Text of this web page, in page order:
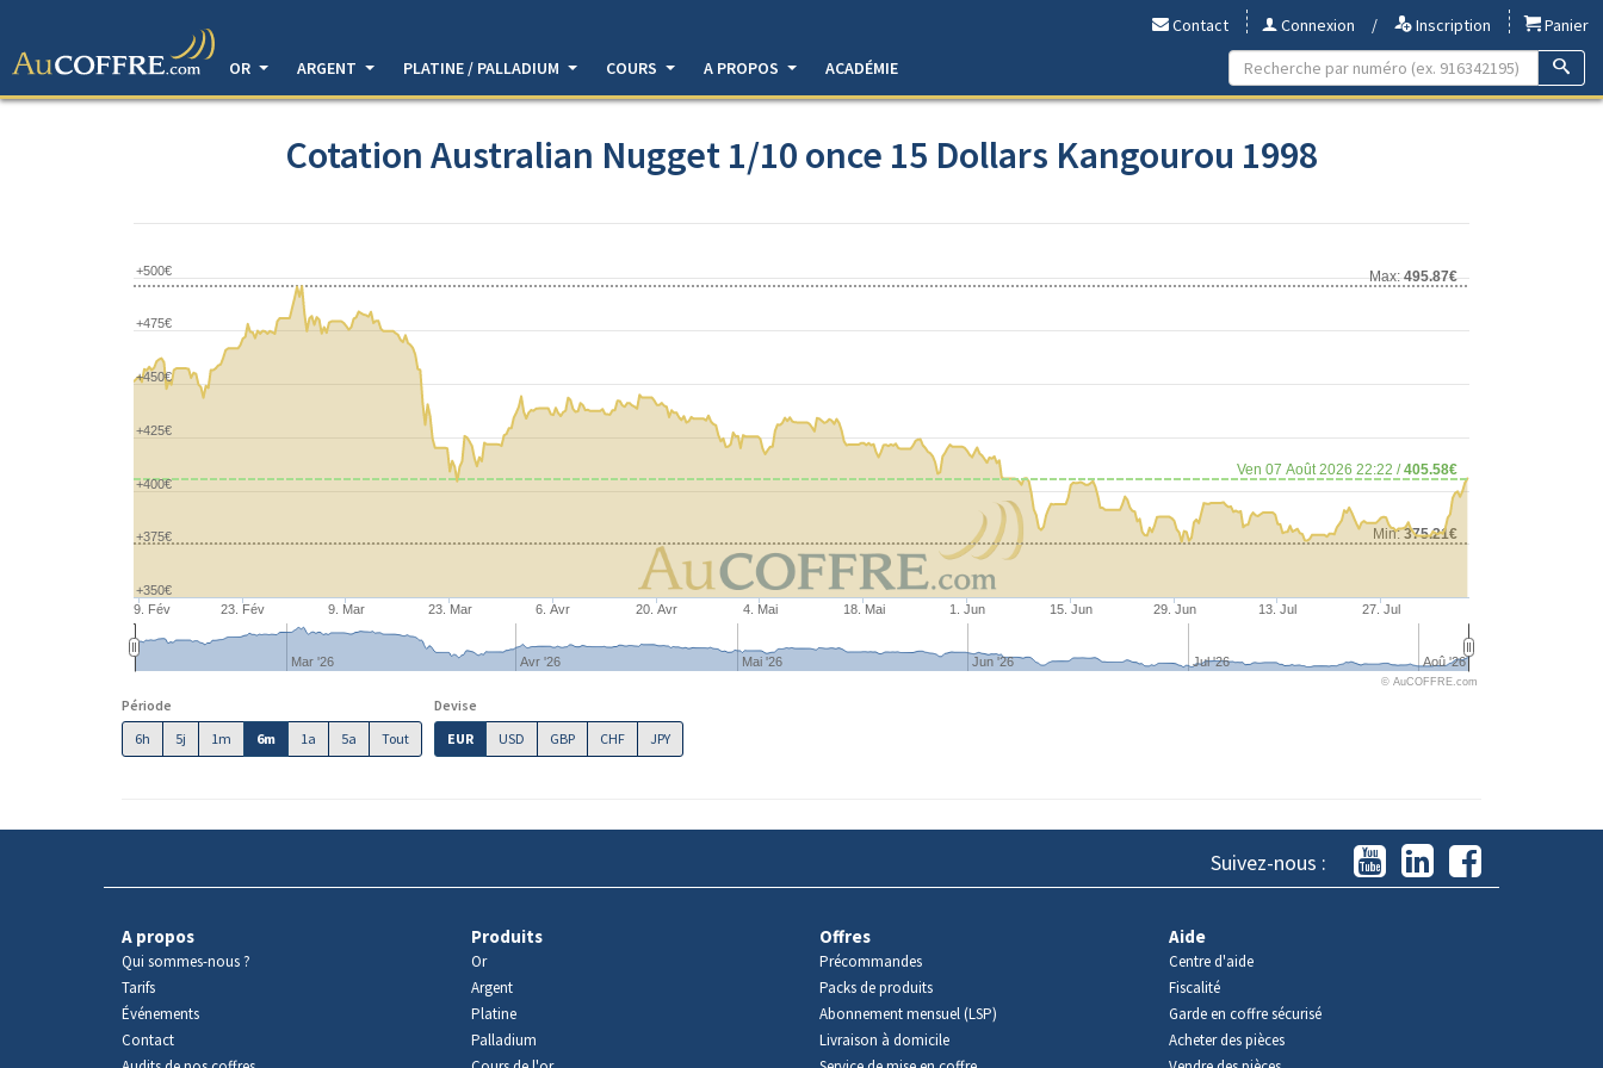
Contact Connexion / Inscription
Panier
OR
ARGENT PLATINE / PALLADIUM COURS A PROPOS ACADÉMIE
Cotation Australian Nugget 1/10 once 15 Dollars Kangourou 1998
Min:375.21€
Max:495.87€
Ven 07 Août 2026 22:22 /405.58€
9. Fév 23. Fév 9. Mar 23. Mar 6. Avr 20. Avr 4. Mai 18. Mai 1. Jun 15. Jun 29. Jun 13. Jul 27. Jul
Mar '26 Avr '26 Mai '26 Jun '26 Jul '26 Aoû '26
+350€
+375€
+400€
+425€
+450€
+475€
+500€
© AuCOFFRE.com
Période
6h
5j 1m 6m 1a 5a Tout
Devise
EUR
USD GBP CHF JPY
Suivez-nous :
A propos
Qui sommes-nous ?
Tarifs
Événements
Contact
Produits
Or
Argent
Platine
Palladium
Offres
Précommandes
Packs de produits
Abonnement mensuel (LSP)
Livraison à domicile
Aide
Centre d'aide
Fiscalité
Garde en coffre sécurisé
Acheter des pièces